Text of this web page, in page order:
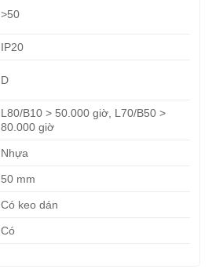
>50
IP20
D
L80/B10 > 50.000 giờ, L70/B50 >
80.000 giờ
Nhựa
50 mm
Có keo dán
Có